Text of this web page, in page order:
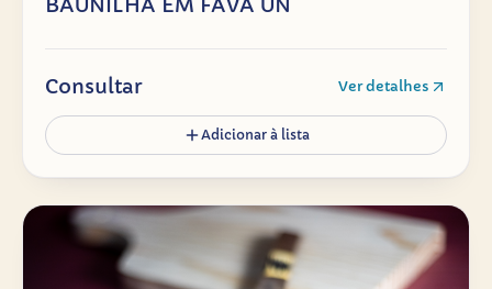
BAUNILHA EM FAVA UN
Consultar Ver detalhes
Adicionar à lista